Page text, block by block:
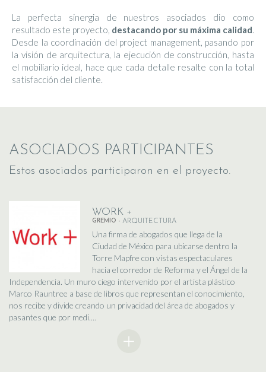
La perfecta sinergia de nuestros asociados dio como
resultado este proyecto, destacando por su máxima calidad.
Desde la coordinación del project management, pasando por
la visión de arquitectura, la ejecución de construcción, hasta
el mobiliario ideal, hace que cada detalle resalte con la total
satisfacción del cliente.
ASOCIADOS PARTICIPANTES
Estos asociados participaron en el proyecto.
WORK +
GREMIO - ARQUITECTURA
Una firma de abogados que llega de la
Ciudad de México para ubicarse dentro la
Torre Mapfre con vistas espectaculares
hacia el corredor de Reforma y el Ángel de la
Independencia. Un muro ciego intervenido por el artista plástico
Marco Rauntree a base de libros que representan el conocimiento,
nos recibe y divide creando un privacidad del área de abogados y
pasantes que por medi....